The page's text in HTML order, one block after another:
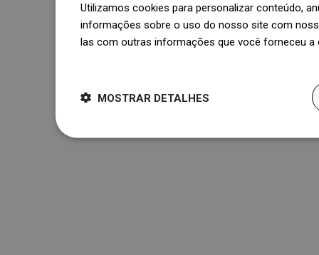
Utilizamos cookies para personalizar conteúdo,
informações sobre o uso do nosso site com
las com outras informações que você forneceu
MOSTRAR DETALHES